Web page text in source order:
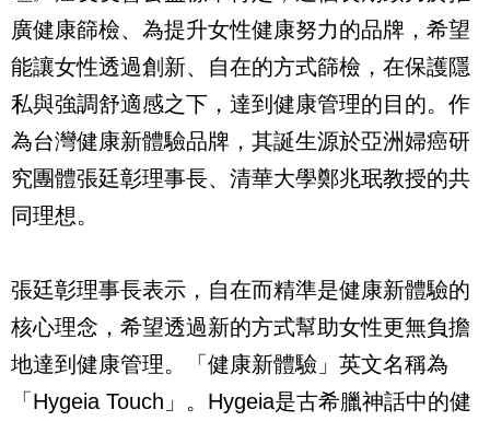
廣健康篩檢、為提升女性健康努力的品牌，希望
能讓女性透過創新、自在的方式篩檢，在保護隱
私與強調舒適感之下，達到健康管理的目的。作
為台灣健康新體驗品牌，其誕生源於亞洲婦癌研
究團體張廷彰理事長、清華大學鄭兆珉教授的共
同理想。
張廷彰理事長表示，自在而精準是健康新體驗的
核心理念，希望透過新的方式幫助女性更無負擔
地達到健康管理。「健康新體驗」英文名稱為
「Hygeia Touch」。Hygeia是古希臘神話中的健